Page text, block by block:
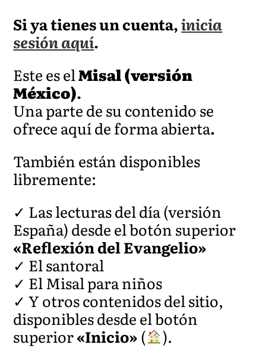
Si ya tienes un cuenta,inicia
sesión aquí.
Este es elMisal (versión
México).
Una parte de su contenido se
ofrece aquí de forma abierta.
También están disponibles
libremente:
✓ Las lecturas del día (versión
España) desde el botón superior
«Reflexión del Evangelio»
✓ El santoral
✓ El Misal para niños
✓ Y otros contenidos del sitio,
disponibles desde el botón
superior«Inicio»(
).